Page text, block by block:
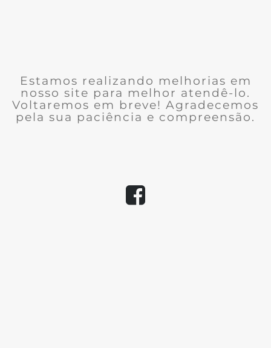
Estamos realizando melhorias em
nosso site para melhor atendê-lo.
Voltaremos em breve! Agradecemos
pela sua paciência e compreensão.